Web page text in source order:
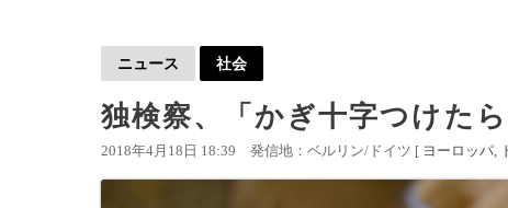
ニュース 社会
独検察、「かぎ十字つけた
2018年4月18日 18:39 発信地：ベルリン/ドイツ [ ヨーロッパ